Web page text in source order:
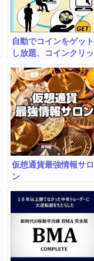
自動でコインをゲット
し放題、コインクリッ
仮想通貨最強情報サロ
ン